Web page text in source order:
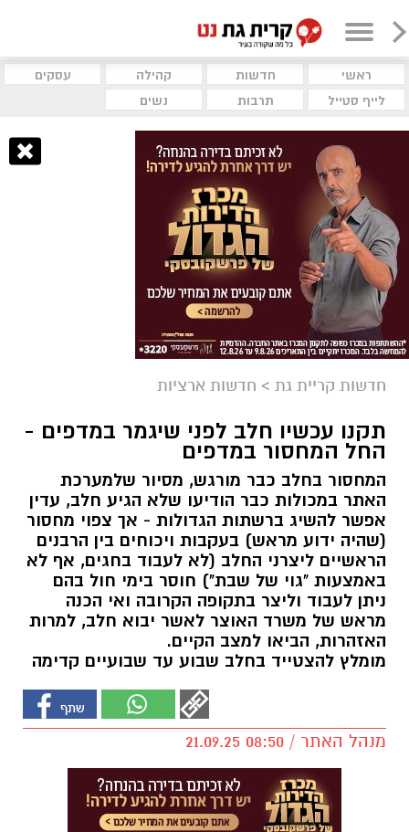
ראשי חדשות קהילה
עסקים
לייף סטייל
תרבות נשים
חדשות קריית גת > חדשות ארציות
תקנו עכשיו חלב לפני שיגמר במדפים -
החל המחסור במדפים
המחסור בחלב כבר מורגש, מסיור שלמערכת
האתר במכולות כבר הודיעו שלא הגיע חלב, עדין
אפשר להשיג ברשתות הגדולות - אך צפוי מחסור
(שהיה ידוע מראש) בעקבות ויכוחים בין הרבנים
הראשיים ליצרני החלב (לא לעבוד בחגים, אף לא
באמצעות "גוי של שבת") חוסר בימי חול בהם
ניתן לעבוד וליצר בתקופה הקרובה ואי הכנה
מראש של משרד האוצר לאשר יבוא חלב, למרות
האזהרות, הביאו למצב הקיים.
מומלץ להצטייד בחלב שבוע עד שבועיים קדימה
מנהל האתר / 08:50 21.09.25